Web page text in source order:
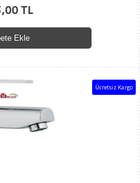
TL
Ekle
Ücretsiz Kargo